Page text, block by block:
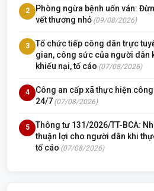
2
Phòng ngừa bệnh uốn ván:
vết thương nhỏ (09/08/2026)
3
Tổ chức tiếp công dân trực
gian, công sức của người dân
khiếu nại, tố cáo (07/08/2026)
4
Công an cấp xã thực hiện
24/7 (07/08/2026)
5
Thông tư 131/2026/TT-BCA:
thuận lợi cho người dân khi
tố cáo (07/08/2026)